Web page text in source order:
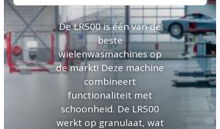
De LR500 is één van de
beste
wielenwasmachines op
de markt! Deze machine
combineert
functionaliteit met
schoonheid. De LR500
werkt op granulaat, wat